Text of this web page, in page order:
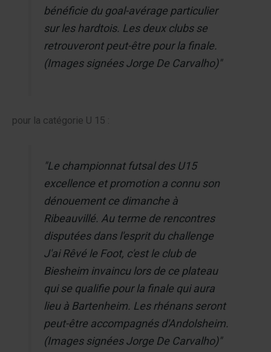
bénéficie du goal-avérage particulier
sur les hardtois. Les deux clubs se
retrouveront peut-être pour la finale.
(Images signées Jorge De Carvalho)"
pour la catégorie U 15 :
"Le championnat futsal des U15
excellence et promotion a connu son
dénouement ce dimanche à
Ribeauvillé. Au terme de rencontres
disputées dans l'esprit du challenge
J'ai Rêvé le Foot, c'est le club de
Biesheim invaincu lors de ce plateau
qui se qualifie pour la finale qui aura
lieu à Bartenheim. Les rhénans seront
peut-être accompagnés d'Andolsheim.
(Images signées Jorge De Carvalho)"